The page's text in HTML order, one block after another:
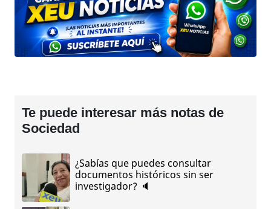
Te puede interesar más notas de
Sociedad
¿Sabías que puedes consultar
documentos históricos sin ser
investigador? 🔈